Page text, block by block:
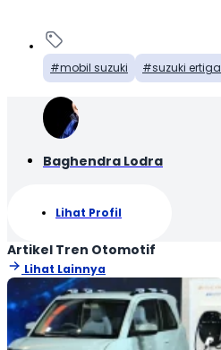
mobil suzuki suzuki ertiga
Baghendra Lodra
Lihat Profil
Artikel Tren Otomotif
Lihat Lainnya